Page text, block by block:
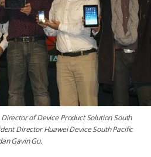
of Device Product Solution South
Director Huawei Device South Pacific
Gavin Gu.